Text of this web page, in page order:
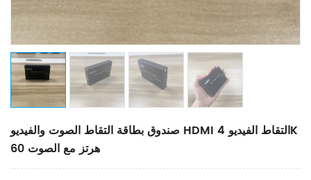
صندوق بطاقة التقاط الصوت والفيديو HDMI التقاط الفيديو 4K
60 هرتز مع الصوت